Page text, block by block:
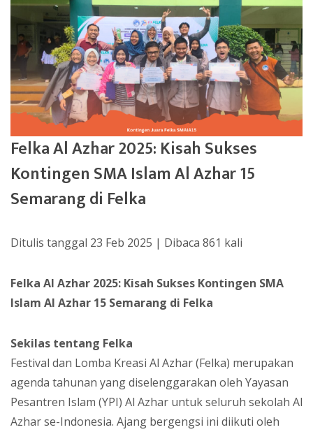
Felka Al Azhar 2025: Kisah Sukses
Kontingen SMA Islam Al Azhar 15
Semarang di Felka
Ditulis tanggal 23 Feb 2025 | Dibaca 861 kali
Felka Al Azhar 2025: Kisah Sukses Kontingen SMA
Islam Al Azhar 15 Semarang di Felka
Sekilas tentang Felka
Festival dan Lomba Kreasi Al Azhar (Felka) merupakan
agenda tahunan yang diselenggarakan oleh Yayasan
Pesantren Islam (YPI) Al Azhar untuk seluruh sekolah Al
Azhar se-Indonesia. Ajang bergengsi ini diikuti oleh